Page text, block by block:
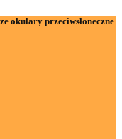
okulary przeciwsłoneczne